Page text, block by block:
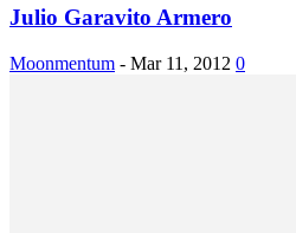
Julio Garavito Armero
Moonmentum - Mar 11, 2012 0